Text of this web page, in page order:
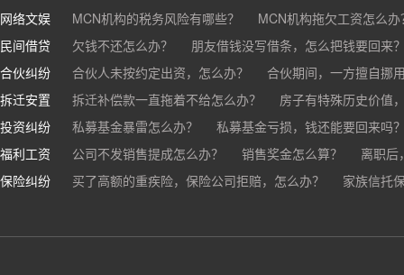
医疗器械出问题，怎么办？
基金怎么继承？
股票怎么继承？
网络文娱 MCN机构的税务风险有哪些？
MCN机构拖欠工资怎么办
抖音账号归谁？
民间借贷 欠钱不还怎么办？
朋友借钱没写借条，怎么把钱要回来
帮人担保借款，对方不还，我要承担全部责任吗？
合伙纠纷 合伙人未按约定出资，怎么办？
合伙期间，一方擅自挪
和合伙人有矛盾，怎么办？
拆迁安置 拆迁补偿款一直拖着不给怎么办？
房子有特殊历史价值
投资纠纷
私募基金暴雷怎么办？
私募基金亏损，钱还能要回来吗
福利工资
公司不发销售提成怎么办？ 销售奖金怎么算？
离职后
销售目标未完成，公司有权不发提成和奖金吗？
公司变
保险纠纷 买了高额的重疾险，保险公司拒赔，怎么办？
家族信托